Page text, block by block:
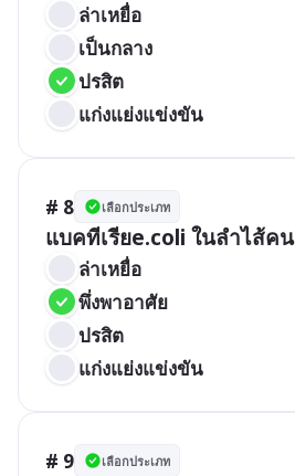
ล่าเหยื่อ
เป็นกลาง
ปรสิต
แก่งแย่งแข่งขัน
# 8 เลือกประเภท
แบคทีเรียe.coli ในลำไส้คน
ล่าเหยื่อ
พึ่งพาอาศัย
ปรสิต
แก่งแย่งแข่งขัน
# 9 เลือกประเภท